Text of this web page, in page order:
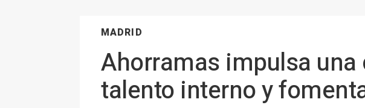
MADRID
Ahorramas impulsa
talento interno y